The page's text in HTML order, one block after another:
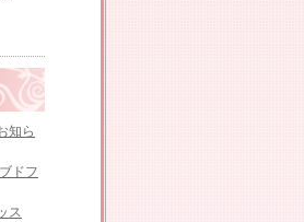
知ら
ドフ
ス